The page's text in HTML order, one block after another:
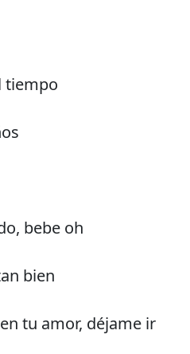
tiempo
bebe oh
bien
tu amor, déjame ir